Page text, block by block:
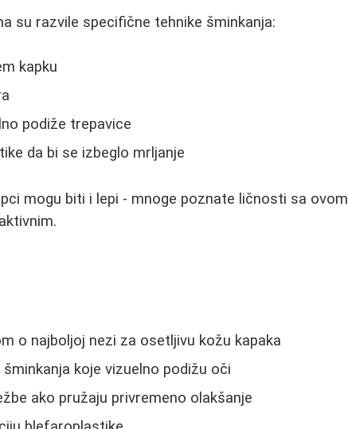
su razvile specifične tehnike šminkanja:
kapku
podiže trepavice
da bi se izbeglo mrljanje
mogu biti i lepi - mnoge poznate ličnosti sa ovom
o najboljoj nezi za osetljivu kožu kapaka
koje vizuelno podižu oči
ako pružaju privremeno olakšanje